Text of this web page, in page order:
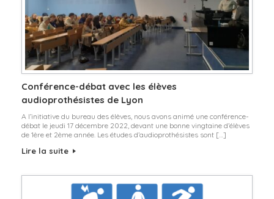
Conférence-débat avec les élèves
audioprothésistes de Lyon
A l’initiative du bureau des élèves, nous avons animé une conférence-
débat le jeudi 17 décembre 2022, devant une bonne vingtaine d’élèves
de 1ère et 2ème année. Les études d’audioprothésistes sont […]
Lire la suite